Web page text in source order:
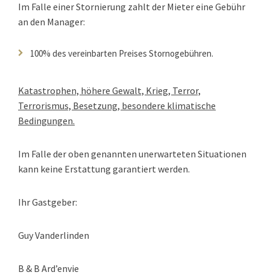
Im Falle einer Stornierung zahlt der Mieter eine Gebühr
an den Manager:
100% des vereinbarten Preises Stornogebühren.
Katastrophen, höhere Gewalt, Krieg, Terror,
Terrorismus, Besetzung, besondere klimatische
Bedingungen.
Im Falle der oben genannten unerwarteten Situationen
kann keine Erstattung garantiert werden.
Ihr Gastgeber:
Guy Vanderlinden
B & B Ard’envie